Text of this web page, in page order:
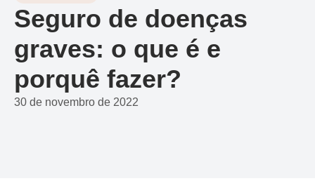
Seguro de doenças
graves: o que é e
porquê fazer?
30 de novembro de 2022